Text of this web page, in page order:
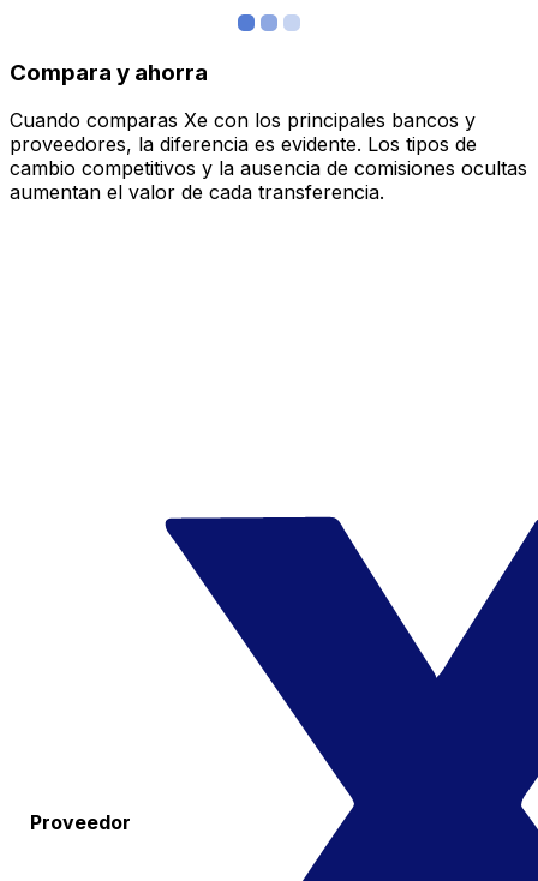
Compara y ahorra
Cuando comparas Xe con los principales bancos y
proveedores, la diferencia es evidente. Los tipos de
cambio competitivos y la ausencia de comisiones ocultas
aumentan el valor de cada transferencia.
Proveedor